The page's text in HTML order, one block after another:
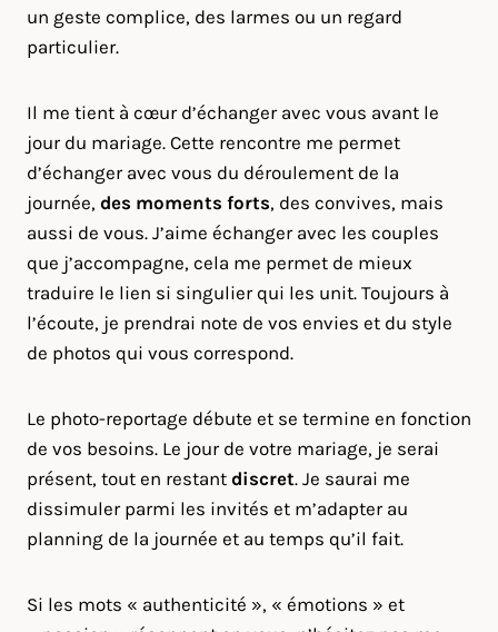
un geste complice, des larmes ou un regard
particulier.
Il me tient à cœur d’échanger avec vous avant le
jour du mariage. Cette rencontre me permet
d’échanger avec vous du déroulement de la
journée, des moments forts, des convives, mais
aussi de vous. J’aime échanger avec les couples
que j’accompagne, cela me permet de mieux
traduire le lien si singulier qui les unit. Toujours à
l’écoute, je prendrai note de vos envies et du style
de photos qui vous correspond.
Le photo-reportage débute et se termine en fonction
de vos besoins. Le jour de votre mariage, je serai
présent, tout en restant discret. Je saurai me
dissimuler parmi les invités et m’adapter au
planning de la journée et au temps qu’il fait.
Si les mots « authenticité », « émotions » et